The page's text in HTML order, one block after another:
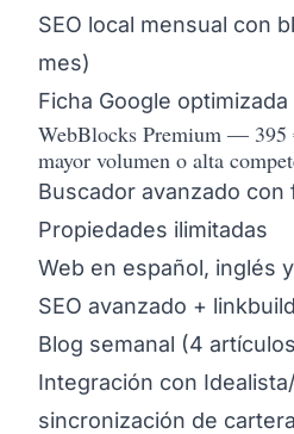
SEO local mensual con
mes)
Ficha Google optimizada
WebBlocks Premium — 395
mayor volumen o alta
Buscador avanzado
Propiedades ilimitadas
Web en español, inglés
SEO avanzado +
Blog semanal (4
Integración con
sincronización de cartera